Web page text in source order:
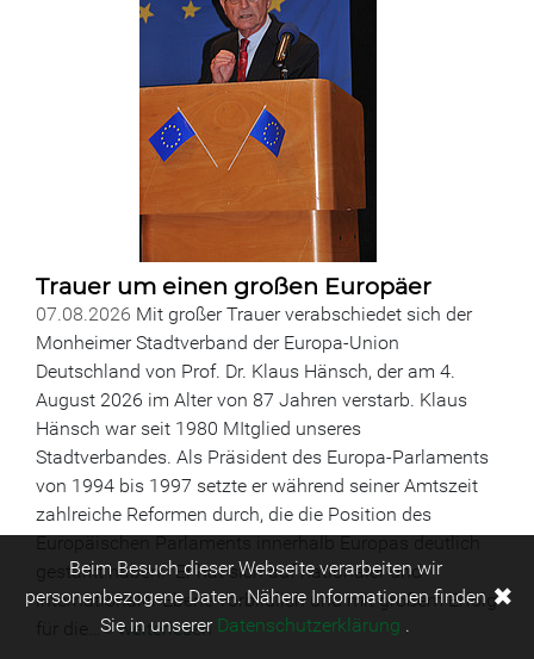
Trauer um einen großen Europäer
07.08.2026 Mit großer Trauer verabschiedet sich der
Monheimer Stadtverband der Europa-Union
Deutschland von Prof. Dr. Klaus Hänsch, der am 4.
August 2026 im Alter von 87 Jahren verstarb. Klaus
Hänsch war seit 1980 MItglied unseres
Stadtverbandes. Als Präsident des Europa-Parlaments
von 1994 bis 1997 setzte er während seiner Amtszeit
zahlreiche Reformen durch, die die Position des
Europäischen Parlaments innerhalb Europas deutlich
gestärkt haben. Er hat sich auf nationaler und
internationaler Ebene vorbildlich und mit großem Erfolg
für die…» weiterlesen
Beim Besuch dieser Webseite verarbeiten wir
personenbezogene Daten. Nähere Informationen finden
Sie in unserer Datenschutzerklärung .
✖